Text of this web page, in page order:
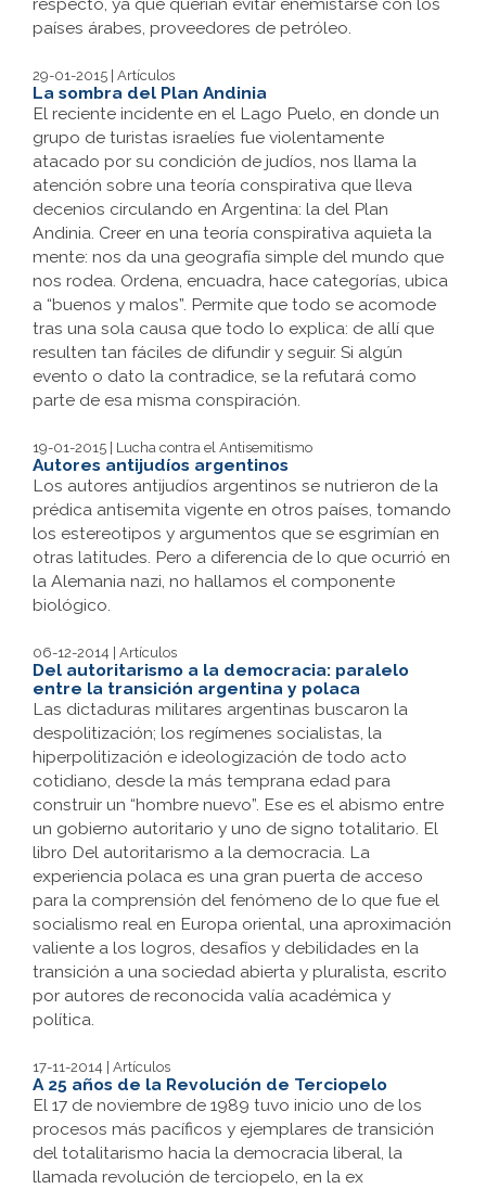
países árabes, proveedores de petróleo.
29-01-2015 | Artículos
La sombra del Plan Andinia
El reciente incidente en el Lago Puelo, en donde un
grupo de turistas israelíes fue violentamente
atacado por su condición de judíos, nos llama la
atención sobre una teoría conspirativa que lleva
decenios circulando en Argentina: la del Plan
Andinia. Creer en una teoría conspirativa aquieta la
mente: nos da una geografía simple del mundo que
nos rodea. Ordena, encuadra, hace categorías, ubica
a “buenos y malos”. Permite que todo se acomode
tras una sola causa que todo lo explica: de allí que
resulten tan fáciles de difundir y seguir. Si algún
evento o dato la contradice, se la refutará como
parte de esa misma conspiración.
19-01-2015 | Lucha contra el Antisemitismo
Autores antijudíos argentinos
Los autores antijudíos argentinos se nutrieron de la
prédica antisemita vigente en otros países, tomando
los estereotipos y argumentos que se esgrimían en
otras latitudes. Pero a diferencia de lo que ocurrió en
la Alemania nazi, no hallamos el componente
biológico.
06-12-2014 | Artículos
Del autoritarismo a la democracia: paralelo
entre la transición argentina y polaca
Las dictaduras militares argentinas buscaron la
despolitización; los regímenes socialistas, la
hiperpolitización e ideologización de todo acto
cotidiano, desde la más temprana edad para
construir un “hombre nuevo”. Ese es el abismo entre
un gobierno autoritario y uno de signo totalitario. El
libro Del autoritarismo a la democracia. La
experiencia polaca es una gran puerta de acceso
para la comprensión del fenómeno de lo que fue el
socialismo real en Europa oriental, una aproximación
valiente a los logros, desafíos y debilidades en la
transición a una sociedad abierta y pluralista, escrito
por autores de reconocida valía académica y
política.
17-11-2014 | Artículos
A 25 años de la Revolución de Terciopelo
El 17 de noviembre de 1989 tuvo inicio uno de los
procesos más pacíficos y ejemplares de transición
del totalitarismo hacia la democracia liberal, la
llamada revolución de terciopelo, en la ex